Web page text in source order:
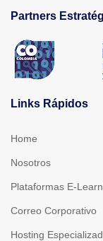
Partners
Links Rápidos
Home
Nosotros
Plataformas E-
Correo Corporativo
Hosting